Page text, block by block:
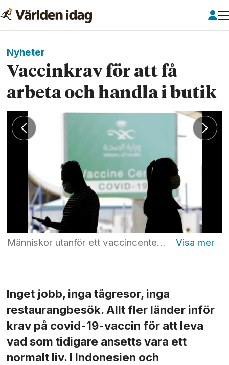
Nyheter
Vaccinkrav för att få
arbeta och handla i butik
Människor utanför ett vaccincenter vid Jiddahs gamla flygplats i Saudiarabien. Foto: Amr Nabil
Inget jobb, inga tågresor, inga
restaurangbesök. Allt fler länder inför
krav på covid-19-vaccin för att leva
vad som tidigare ansetts vara ett
normalt liv. I Indonesien och